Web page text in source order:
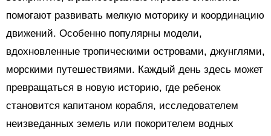
помогают развивать мелкую моторику и координацию
движений. Особенно популярны модели,
вдохновленные тропическими островами, джунглями,
морскими путешествиями. Каждый день здесь может
превращаться в новую историю, где ребенок
становится капитаном корабля, исследователем
неизведанных земель или покорителем водных